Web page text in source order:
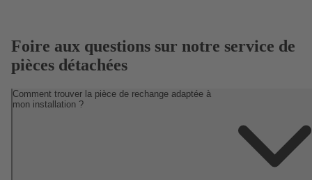
Foire aux questions sur notre service de
pièces détachées
Comment trouver la pièce de rechange adaptée à
mon installation ?